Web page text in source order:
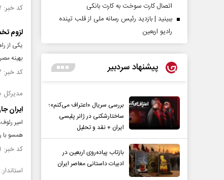
کد خبر: ۱۵۲۳۲۹۷ تاریخ انتشار : ۱۴۰۴/۰۷/۲۶
لزوم
یکی از
بهینه
کد خبر: ۱۵۲۱۴۷۳ تاریخ انتشار : ۱۴۰۴/۰۷/۱۴
ایران
امیر
همسو با
کد خبر: ۱۵۲۱۲۱۹ تاریخ انتشار : ۱۴۰۴/۰۷/۱۳
استاندار:
اتصال کارت سوخت به کارت بانکی
ببینید | بازدید رئیس رسانه ملی از قلب تپنده
رادیو اربعین
پیشنهاد سردبیر
بررسی سریال «اعتراف می‌کنم»؛
ساختارشکنی در ژانر پلیسی
ایران + نقد و تحلیل
بازتاب پیاده‌روی اربعین در
ادبیات داستانی معاصر ایران